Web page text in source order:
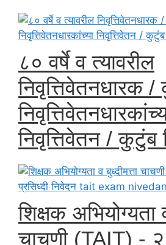
८० वर्षे व त्यावरील
निवृत्तिवेतनधारक
निवृत्तिवेतन / कुटुंब
शिक्षक अभियोग्यता
चाचणी (TAIT) -